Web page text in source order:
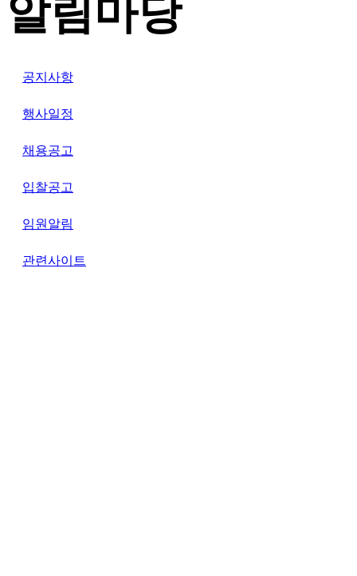
알림마당
공지사항
행사일정
채용공고
입찰공고
임원알림
관련사이트